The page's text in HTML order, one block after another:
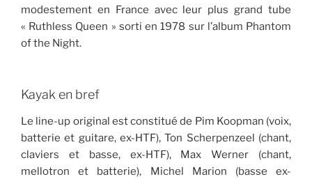
modestement en France avec leur plus grand tube
« Ruthless Queen » sorti en 1978 sur l’album Phantom
of the Night.
Kayak en bref
Le line-up original est constitué de Pim Koopman (voix,
batterie et guitare, ex-HTF), Ton Scherpenzeel (chant,
claviers et basse, ex-HTF), Max Werner (chant,
mellotron et batterie), Michel Marion (basse ex-